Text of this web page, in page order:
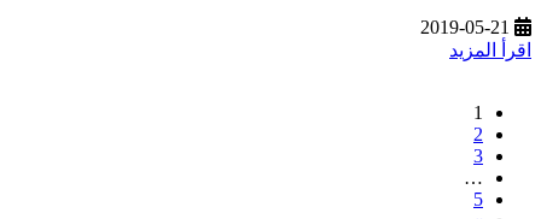
2019-05-21
اقرأ المزيد
1
2
3
…
5